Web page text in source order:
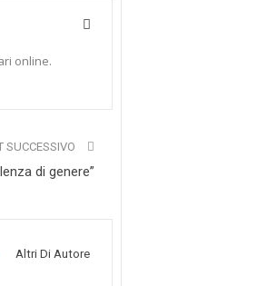
online.
SUCCESSIVO
di genere”
Altri Di Autore